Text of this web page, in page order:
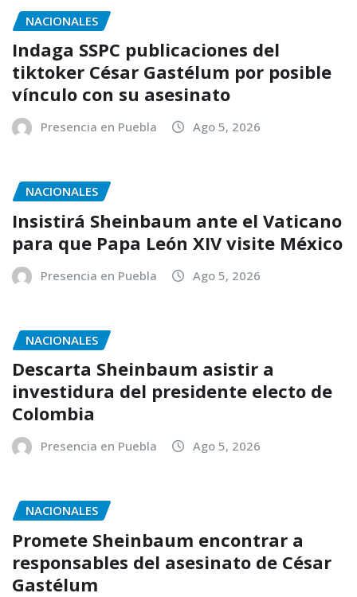
NACIONALES
Indaga SSPC publicaciones del
tiktoker César Gastélum por posible
vínculo con su asesinato
Presencia en Puebla Ago 5, 2026
NACIONALES
Insistirá Sheinbaum ante el Vaticano
para que Papa León XIV visite México
Presencia en Puebla Ago 5, 2026
NACIONALES
Descarta Sheinbaum asistir a
investidura del presidente electo de
Colombia
Presencia en Puebla Ago 5, 2026
NACIONALES
Promete Sheinbaum encontrar a
responsables del asesinato de César
Gastélum